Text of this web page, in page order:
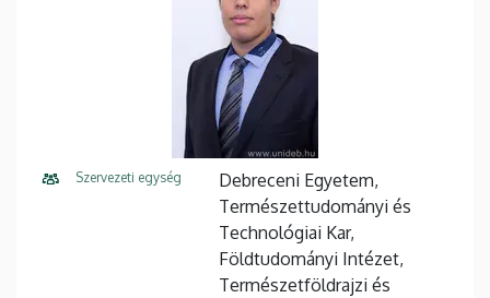
Szervezeti egység
Debreceni Egyetem,
Természettudományi és
Technológiai Kar,
Földtudományi Intézet,
Természetföldrajzi és